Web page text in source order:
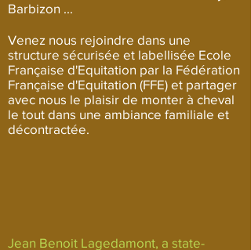
Barbizon ...
Venez nous rejoindre dans une
structure sécurisée et labellisée Ecole
Française d'Equitation par la Fédération
Française d'Equitation (FFE) et partager
avec nous le plaisir de monter à cheval
le tout dans une ambiance familiale et
décontractée.
Jean Benoit Lagedamont, a state-